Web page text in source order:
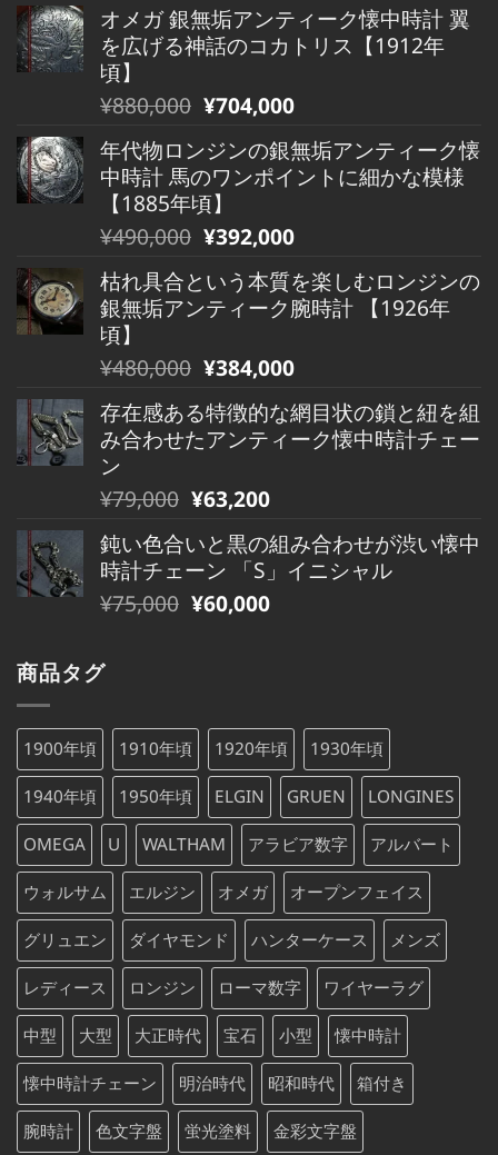
オメガ 銀無垢アンティーク懐中時計 翼
を広げる神話のコカトリス【1912年
頃】
元
価
格
は
¥880,000
で
し
た。
¥880,000 現
の
価
格
は
¥880,000
で
す。
¥704,000
年代物ロンジンの銀無垢アンティーク懐
中時計 馬のワンポイントに細かな模様
【1885年頃】
元
価
格
は
¥490,000
で
し
た。
¥490,000 現
の
価
は
¥490,000
で
す。
¥392,000
枯れ具合という本質を楽しむロンジンの
銀無垢アンティーク腕時計 【1926年
頃】
元
価
格
は
¥480,000
で
し
た。
¥480,000 現
の
価
は
¥480,000
で
す。
¥384,000
存在感ある特徴的な網目状の鎖と紐を組
み合わせたアンティーク懐中時計チェー
ン
元
価
格
は
で
¥79,000 現
の
価
格
¥63,200
鈍い色合いと黒の組み合わせが渋い懐中
時計チェーン 「S」イニシャル
元
価
格
¥75,000
で
た。
¥75,000 現
は
¥75,000
で
す。
¥60,000
商品タグ
1900年頃 1910年頃 1920年頃 1930年頃
1940年頃 1950年頃 ELGIN GRUEN LONGINES
OMEGA U WALTHAM アラビア数字 アルバート
ウォルサム エルジン オメガ オープンフェイス
グリュエン ダイヤモンド ハンターケース メンズ
レディース ロンジン ローマ数字 ワイヤーラグ
中型 大型 大正時代 宝石 小型 懐中時計
懐中時計チェーン 明治時代 昭和時代 箱付き
腕時計 色文字盤 蛍光塗料 金彩文字盤